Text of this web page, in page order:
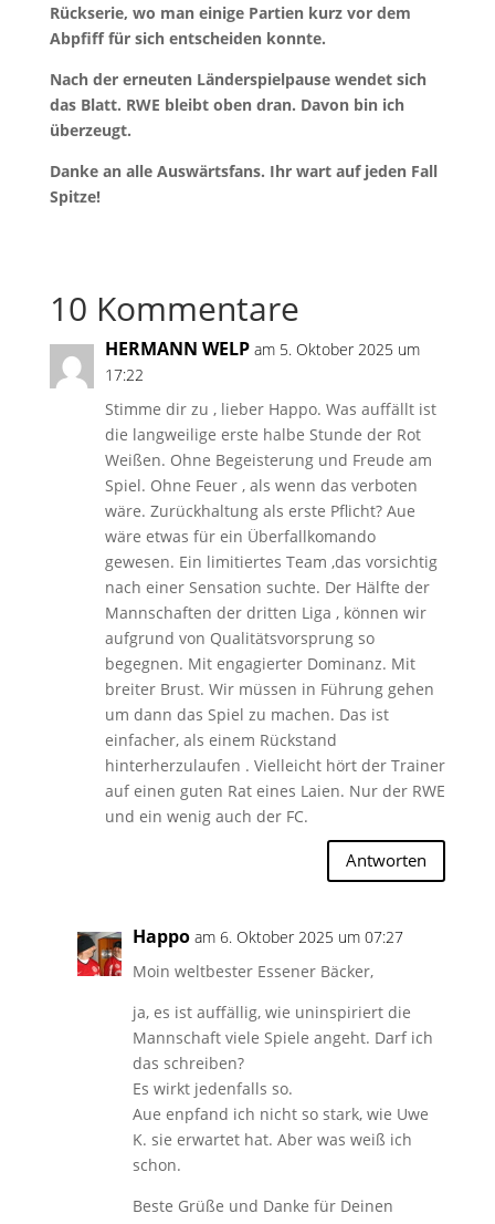
Rückserie, wo man einige Partien kurz vor dem
Abpfiff für sich entscheiden konnte.
Nach der erneuten Länderspielpause wendet sich
das Blatt. RWE bleibt oben dran. Davon bin ich
überzeugt.
Danke an alle Auswärtsfans. Ihr wart auf jeden Fall
Spitze!
10 Kommentare
HERMANN WELP am 5. Oktober 2025 um
17:22
Stimme dir zu , lieber Happo. Was auffällt ist
die langweilige erste halbe Stunde der Rot
Weißen. Ohne Begeisterung und Freude am
Spiel. Ohne Feuer , als wenn das verboten
wäre. Zurückhaltung als erste Pflicht? Aue
wäre etwas für ein Überfallkomando
gewesen. Ein limitiertes Team ,das vorsichtig
nach einer Sensation suchte. Der Hälfte der
Mannschaften der dritten Liga , können wir
aufgrund von Qualitätsvorsprung so
begegnen. Mit engagierter Dominanz. Mit
breiter Brust. Wir müssen in Führung gehen
um dann das Spiel zu machen. Das ist
einfacher, als einem Rückstand
hinterherzulaufen . Vielleicht hört der Trainer
auf einen guten Rat eines Laien. Nur der RWE
und ein wenig auch der FC.
Antworten
Happo am 6. Oktober 2025 um 07:27
Moin weltbester Essener Bäcker,
ja, es ist auffällig, wie uninspiriert die
Mannschaft viele Spiele angeht. Darf ich
das schreiben?
Es wirkt jedenfalls so.
Aue enpfand ich nicht so stark, wie Uwe
K. sie erwartet hat. Aber was weiß ich
schon.
Beste Grüße und Danke für Deinen